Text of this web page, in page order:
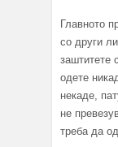
Главното
со други
заштитете
одете
некаде,
не
треба да